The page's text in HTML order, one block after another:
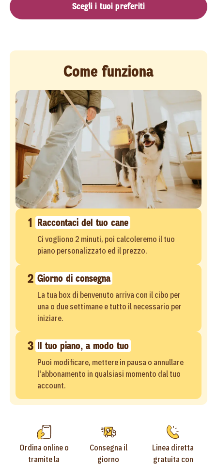
Scegli i tuoi preferiti
Come funziona
1 Raccontaci del tuo cane
Ci vogliono 2 minuti, poi calcoleremo il tuo
piano personalizzato ed il prezzo.
2 Giorno di consegna
La tua box di benvenuto arriva con il cibo per
una o due settimane e tutto il necessario per
iniziare.
3 Il tuo piano, a modo tuo
Puoi modificare, mettere in pausa o annullare
l'abbonamento in qualsiasi momento dal tuo
account.
Ordina online o
tramite la
Consegna il
giorno
Linea diretta
gratuita con